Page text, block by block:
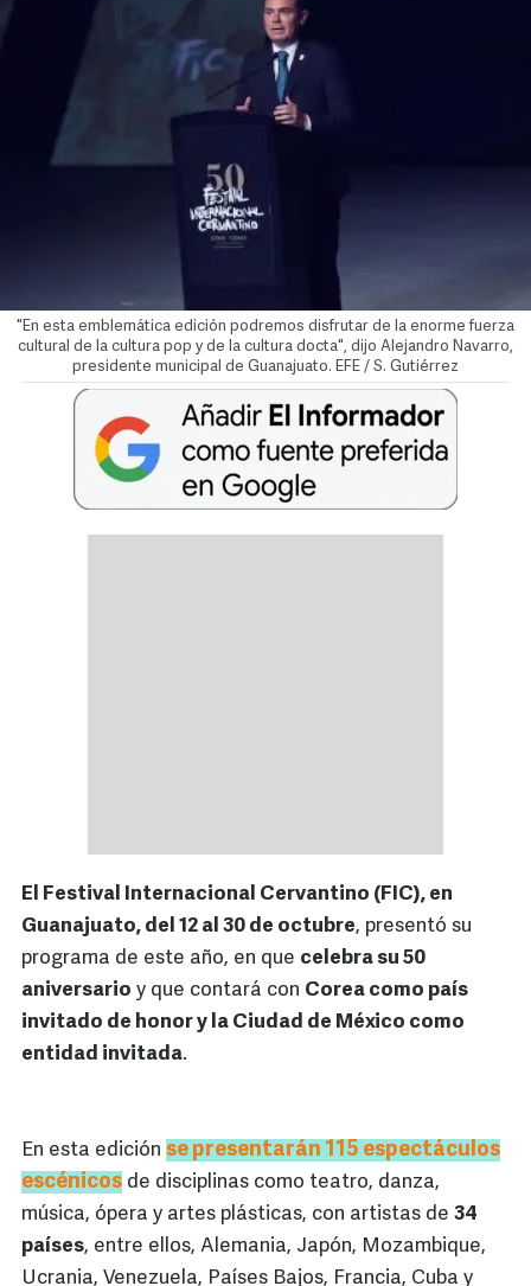
"En esta emblemática edición podremos disfrutar de la enorme fuerza
cultural de la cultura pop y de la cultura docta", dijo Alejandro Navarro,
presidente municipal de Guanajuato. EFE / S. Gutiérrez
El Festival Internacional Cervantino (FIC), en
Guanajuato, del 12 al 30 de octubre, presentó su
programa de este año, en que celebra su 50
aniversario y que contará con Corea como país
invitado de honor y la Ciudad de México como
entidad invitada.
En esta edición se presentarán 115 espectáculos
escénicos de disciplinas como teatro, danza,
música, ópera y artes plásticas, con artistas de 34
países, entre ellos, Alemania, Japón, Mozambique,
Ucrania, Venezuela, Países Bajos, Francia, Cuba y